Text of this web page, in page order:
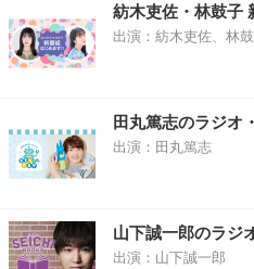
紡木吏佐・林鼓子
出演：紡木吏佐、林
田丸篤志のラジオ
出演：田丸篤志
山下誠一郎のラジ
出演：山下誠一郎